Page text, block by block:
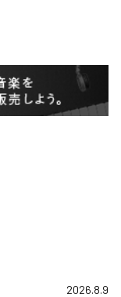
2026.8.9